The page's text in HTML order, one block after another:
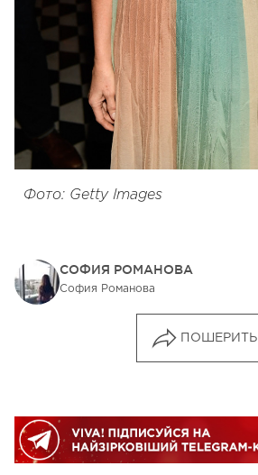
Фото: Getty Images
СОФИЯ РОМАНОВА
София Романова
ПОШЕРИТЬ